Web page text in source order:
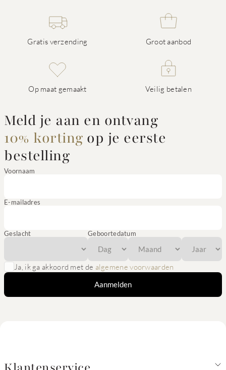
Gratis verzending Groot aanbod
Op maat gemaakt Veilig betalen
Meld je aan en ontvang
10% korting op je eerste
bestelling
Voornaam
E-mailadres
Geslacht Geboortedatum
Ja, ik ga akkoord met de algemene voorwaarden
Aanmelden